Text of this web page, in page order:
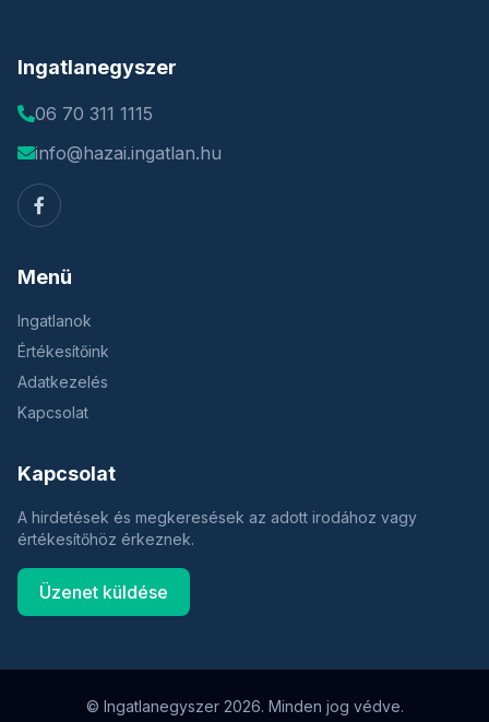
Ingatlanegyszer
06 70 311 1115
info@hazai.ingatlan.hu
Menü
Ingatlanok
Értékesítőink
Adatkezelés
Kapcsolat
Kapcsolat
A hirdetések és megkeresések az adott irodához vagy
értékesítőhöz érkeznek.
Üzenet küldése
© Ingatlanegyszer 2026. Minden jog védve.